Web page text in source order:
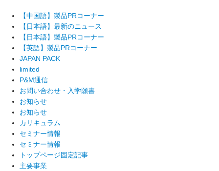
【中国語】製品PRコーナー
【日本語】最新のニュース
【日本語】製品PRコーナー
【英語】製品PRコーナー
JAPAN PACK
limited
P&M通信
お問い合わせ・入学願書
お知らせ
お知らせ
カリキュラム
セミナー情報
セミナー情報
トップページ固定記事
主要事業